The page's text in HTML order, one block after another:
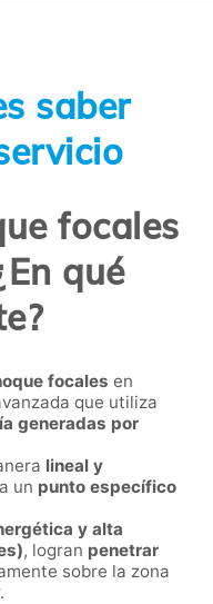
saber
focales
qué
focales en
que utiliza
generadas por
lineal y
un punto específico
y alta
, logran penetrar
sobre la zona